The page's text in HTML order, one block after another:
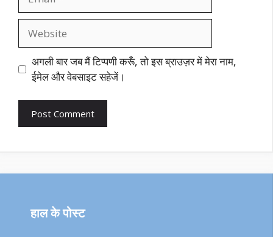
अगली बार जब मैं टिप्पणी करूँ, तो इस ब्राउज़र में मेरा नाम,
ईमेल और वेबसाइट सहेजें।
हाल के पोस्ट